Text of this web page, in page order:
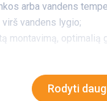
arba vandens
vandens lygio;
montavimą, optimalią
Rodyti